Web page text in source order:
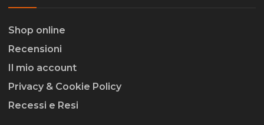
Shop online
Recensioni
Il mio account
Privacy & Cookie Policy
Recessi e Resi